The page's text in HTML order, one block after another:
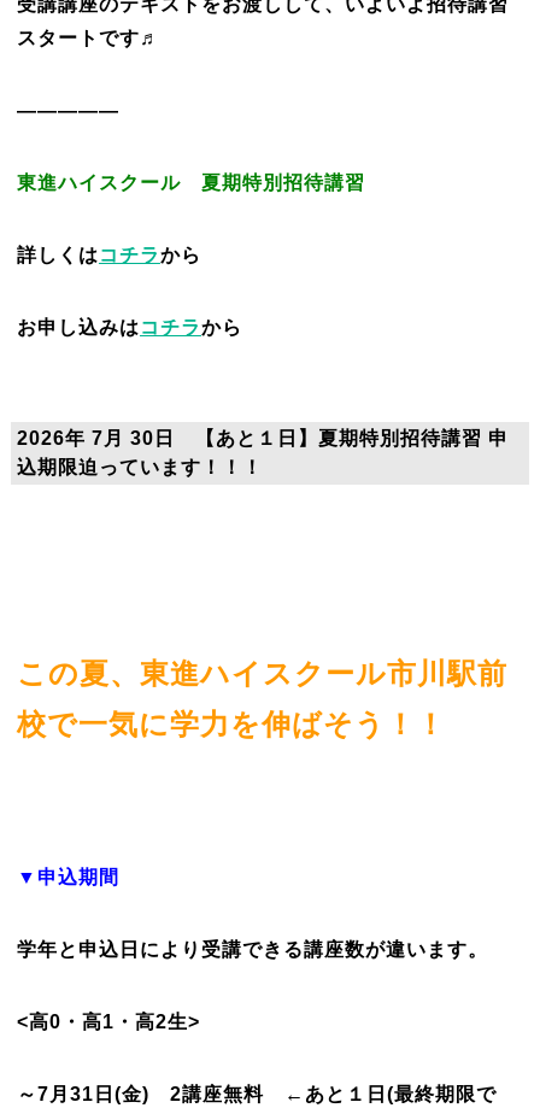
受講講座のテキストをお渡しして、いよいよ招待講習
スタートです♬
—————
東進ハイスクール 夏期特別招待講習
詳しくは コチラから
お申し込みは コチラから
2026年 7月 30日 【あと１日】夏期特別招待講習 申
込期限迫っています！！！
この夏、東進ハイスクール市川駅前
校で一気に学力を伸ばそう！！
▼申込期間
学年と申込日により受講できる講座数が違います。
<高0・高1・高2生>
～7月31日(金) 2講座無料 ←あと１日(最終期限で